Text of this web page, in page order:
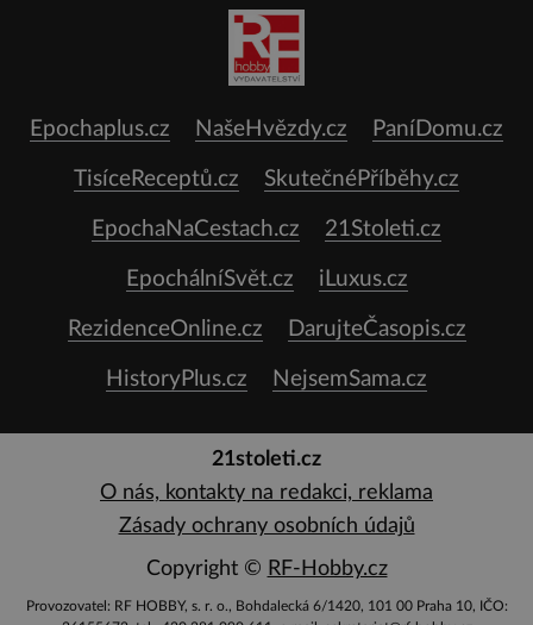
Epochaplus.cz NašeHvězdy.cz PaníDomu.cz
TisíceReceptů.cz SkutečnéPříběhy.cz
EpochaNaCestach.cz 21Stoleti.cz
EpochálníSvět.cz iLuxus.cz
RezidenceOnline.cz DarujteČasopis.cz
HistoryPlus.cz NejsemSama.cz
21stoleti.cz
O nás, kontakty na redakci, reklama
Zásady ochrany osobních údajů
Copyright © RF-Hobby.cz
Provozovatel: RF HOBBY, s. r. o., Bohdalecká 6/1420, 101 00 Praha 10, IČO: